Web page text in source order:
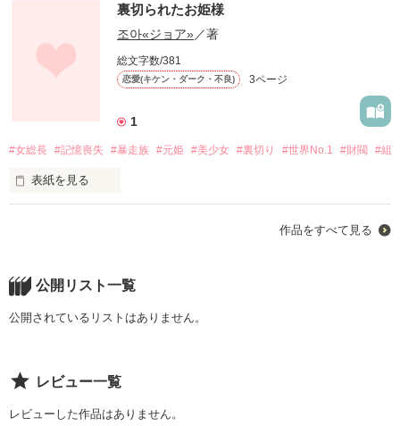
裏切られたお姫様
조아«ジョア»／著
総文字数/381
恋愛(キケン・ダーク・不良) 3ページ
1
#女総長 #記憶喪失 #暴走族 #元姫 #美少女 #裏切り #世界No.1 #財閥 #組
表紙を見る
【龍神】«りゅうじん»
という族に歴代最強の12代目女総長がいた
と呼ばれており、皆から尊敬されていた。
だが突然舞蝶が総長を辞めた。
作品をすべて見る
公開リスト一覧
公開されているリストはありません。
レビュー一覧
レビューした作品はありません。